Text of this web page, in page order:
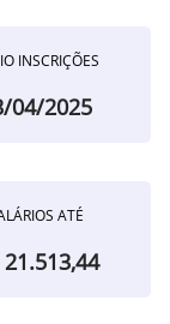
INSCRIÇÕES
04/2025
ATÉ
21.513,44